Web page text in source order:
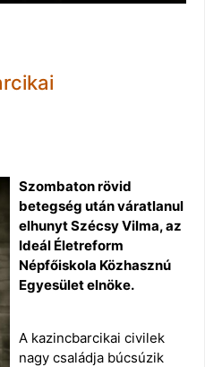
Szombaton rövid
betegség után váratlanul
elhunyt Szécsy Vilma, az
Ideál Életreform
Népfőiskola Közhasznú
Egyesület elnöke.
A kazincbarcikai civilek
nagy családja búcsúzik